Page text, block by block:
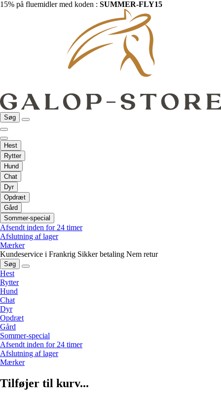
15% på fluemidler med koden : SUMMER-FLY15
Søg
Hest
Rytter
Hund
Chat
Dyr
Opdræt
Gård
Sommer-special
Afsendt inden for 24 timer
Afslutning af lager
Mærker
Kundeservice i Frankrig Sikker betaling Nem retur
Søg
Hest
Rytter
Hund
Chat
Dyr
Opdræt
Gård
Sommer-special
Afsendt inden for 24 timer
Afslutning af lager
Mærker
Tilføjer til kurv...